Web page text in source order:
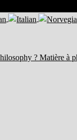
? Matière à